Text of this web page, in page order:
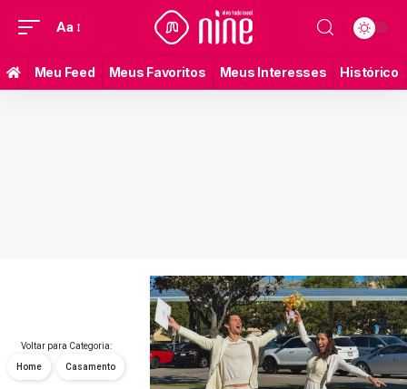
Aa
Meu Feed Meus Favoritos Meus Interesses Histórico
Voltar para Categoria:
Home Casamento